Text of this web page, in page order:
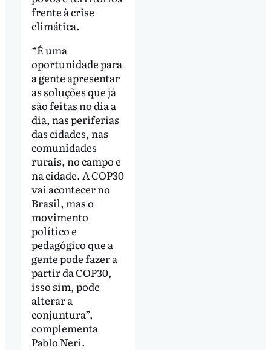
frente à crise
climática.
“É uma
oportunidade para
a gente apresentar
as soluções que já
são feitas no dia a
dia, nas periferias
das cidades, nas
comunidades
rurais, no campo e
na cidade. A COP30
vai acontecer no
Brasil, mas o
movimento
político e
pedagógico que a
gente pode fazer a
partir da COP30,
isso sim, pode
alterar a
conjuntura”,
complementa
Pablo Neri.